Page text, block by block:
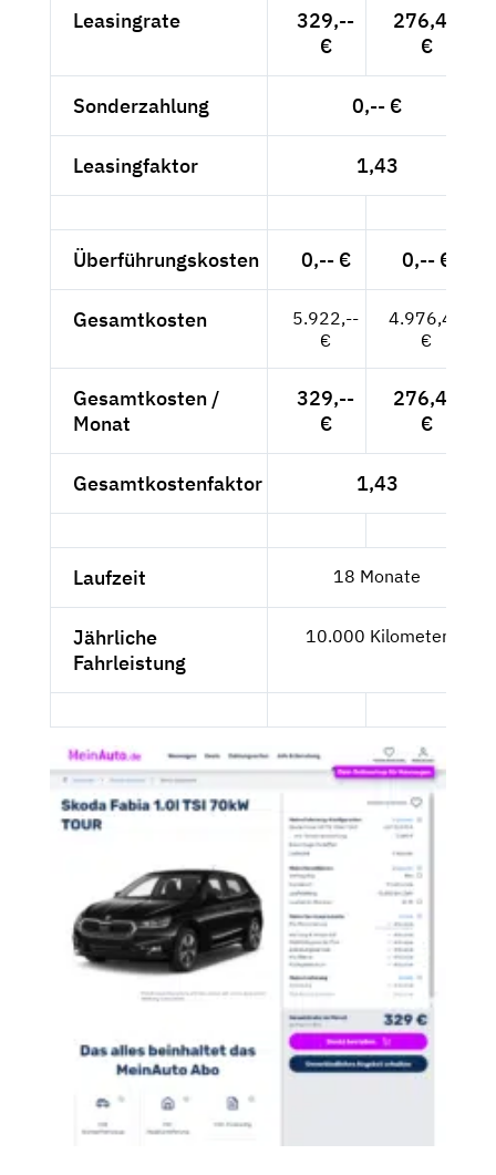
Leasingrate
329,--
€
276,47
€
Sonderzahlung 0,-- €
Leasingfaktor 1,43
Überführungskosten 0,-- € 0,-- €
Gesamtkosten
5.922,--
€
4.976,47
€
Gesamtkosten /
Monat
329,--
€
276,47
€
Gesamtkostenfaktor 1,43
Laufzeit 18 Monate
Jährliche
Fahrleistung
10.000 Kilometer